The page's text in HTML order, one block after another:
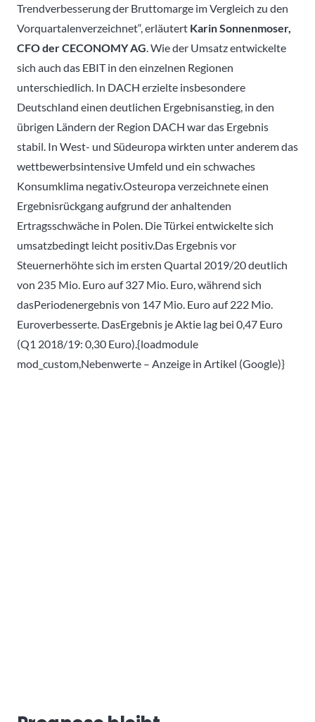
Trendverbesserung der Bruttomarge im Vergleich zu den
Vorquartalenverzeichnet“, erläutert Karin Sonnenmoser,
CFO der CECONOMY AG. Wie der Umsatz entwickelte
sich auch das EBIT in den einzelnen Regionen
unterschiedlich. In DACH erzielte insbesondere
Deutschland einen deutlichen Ergebnisanstieg, in den
übrigen Ländern der Region DACH war das Ergebnis
stabil. In West- und Südeuropa wirkten unter anderem das
wettbewerbsintensive Umfeld und ein schwaches
Konsumklima negativ.Osteuropa verzeichnete einen
Ergebnisrückgang aufgrund der anhaltenden
Ertragsschwäche in Polen. Die Türkei entwickelte sich
umsatzbedingt leicht positiv.Das Ergebnis vor
Steuernerhöhte sich im ersten Quartal 2019/20 deutlich
von 235 Mio. Euro auf 327 Mio. Euro, während sich
dasPeriodenergebnis von 147 Mio. Euro auf 222 Mio.
Euroverbesserte. DasErgebnis je Aktie lag bei 0,47 Euro
(Q1 2018/19: 0,30 Euro).{loadmodule
mod_custom,Nebenwerte – Anzeige in Artikel (Google)}